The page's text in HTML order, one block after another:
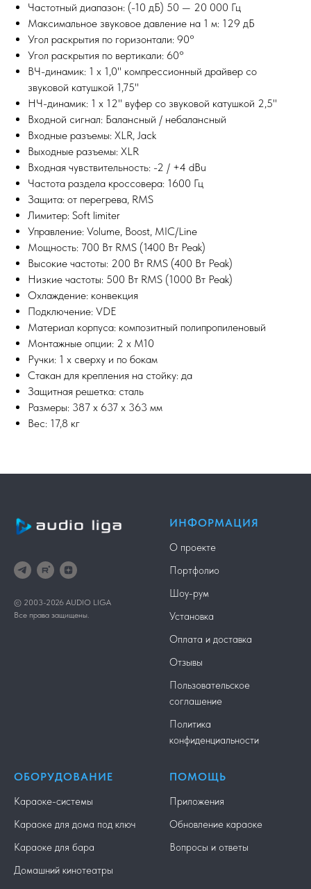
Частотный диапазон: (-10 дБ) 50 — 20 000 Гц
Максимальное звуковое давление на 1 м: 129 дБ
Угол раскрытия по горизонтали: 90°
Угол раскрытия по вертикали: 60°
ВЧ-динамик: 1 x 1,0'' компрессионный драйвер со
звуковой катушкой 1,75''
НЧ-динамик: 1 x 12'' вуфер со звуковой катушкой 2,5''
Входной сигнал: Балансный / небалансный
Входные разъемы: XLR, Jack
Выходные разъемы: XLR
Входная чувствительность: -2 / +4 dBu
Частота раздела кроссовера: 1600 Гц
Защита: от перегрева, RMS
Лимитер: Soft limiter
Управление: Volume, Boost, MIC/Line
Мощность: 700 Вт RMS (1400 Вт Peak)
Высокие частоты: 200 Вт RMS (400 Вт Peak)
Низкие частоты: 500 Вт RMS (1000 Вт Peak)
Охлаждение: конвекция
Подключение: VDE
Материал корпуса: композитный полипропиленовый
Монтажные опции: 2 x M10
Ручки: 1 x сверху и по бокам
Стакан для крепления на стойку: да
Защитная решетка: сталь
Размеры: 387 х 637 х 363 мм
Вес: 17,8 кг
© 2003-2026 AUDIO LIGA
Все права защищены.
ИНФОРМАЦИЯ
О проекте
Портфолио
Шоу-рум
Установка
Оплата и доставка
Отзывы
Пользовательское
соглашение
Политика
конфиденциальности
ОБОРУДОВАНИЕ
Караоке-системы
Караоке для дома под ключ
Караоке для бара
Домашний кинотеатры
ПОМОЩЬ
Приложения
Обновление караоке
Вопросы и ответы